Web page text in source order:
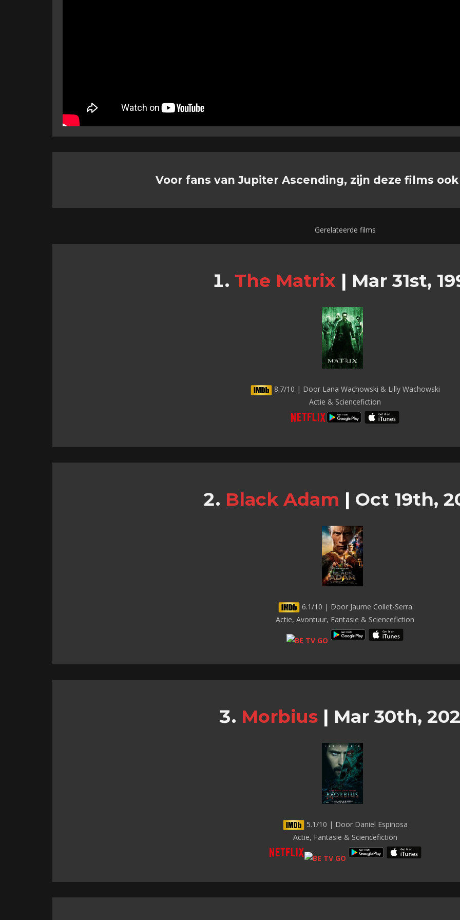
Voor fans van Jupiter Ascending, zijn deze films
Gerelateerde films
The Matrix | Mar 31st,
8.7/10 | Door Lana Wachowski & Lilly Wachowski
Actie & Sciencefiction
Black Adam | Oct 19th,
6.1/10 | Door Jaume Collet-Serra
Actie, Avontuur, Fantasie & Sciencefiction
Morbius | Mar 30th,
5.1/10 | Door Daniel Espinosa
Actie, Fantasie & Sciencefiction